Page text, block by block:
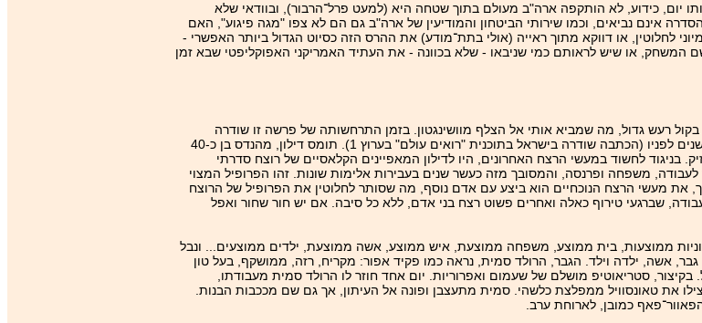
הפאוור־פאף" שעד כה ראיתי בישראל נוצרו כולם לפני ה-‏11.09.2001. עד לאותו יום, כידוע, לא הותקפה ארה"ב מעולם בתוך שטחה היא (למעט פרל־הרבור), ובוודאי שלא
אינם נביאים, וכמו שירותי הביטחון והמודיעין של ארה"ב גם הם לא צפו "מגה פיגוע", האם
לחלוטין, או דווקא מתוך ראייה (אולי בתת־מודע) את ההרס הזה כסיוט הגדול ביותר האפשרי -
המשחק, או שיש לראותם כמי שניבאו - שלא בכוונה - את העתיד האמריקני האפוקליפטי שבא זמן
רעש גדול, מה שמביא אותי אל הצלף מוושינגטון. בזמן התרחשותה של פרשה זו שודרה
בתוכנית "60 דקות" של רשת CBS האמריקנית כתבה על צלף סדרתי אחר שפעל בארה"ב כעשר שנים לפניו (הכתבה שודרה בישראל בתוכנית "רואים עולם" בערוץ 1). תומס דילון, מהנדס בן כ-‏40
ברובה צלפים אותו החזיק. בניגוד לחשוד במעשי הרצח האחרונים, היו לדילון המאפיינים הקלאסיים של רוצח סדרתי
משפחה ופרנסה, והמסובך מזה כעשר שנים בעבירות אלימות שונות. זהו הפרופיל המצוי
מעשי הרצח הנוכחיים הוא ביצע עם אדם נוסף, מה שסותר לחלוטין את הפרופיל של הרוצח
שברגעי טירוף כאלה ואחרים פשוט רצח בני אדם, ללא כל סיבה. אם יש חור שחור ואפל
ממוצעות, בית ממוצע, משפחה ממוצעת, איש ממוצע, אשה ממוצעת, ילדים ממוצעים... ונבל
אשה, ילדה וילד. הגבר, הרולד סמית, נראה כמו פקיד אפור: מקריח, רזה, ממושקף, בעל טון
סטריאוטיפ מושלם של שעמום ואפרוריות. יום אחד חוזר לו הרולד סמית מעבודתו,
את טאונסוויל ממפלצת כלשהי. סמית מתעצבן ופונה אל העיתון, אך גם שם מככבות הבנות.
כמובן, לארוחת ערב.